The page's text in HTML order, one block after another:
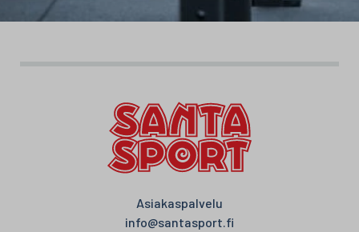
Asiakaspalvelu
info@santasport.fi